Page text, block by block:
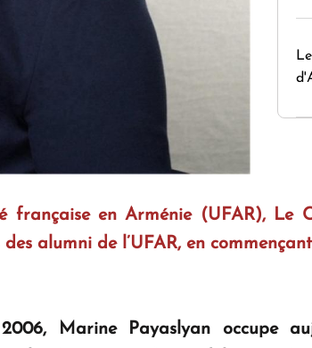
française en Arménie (UFAR), Le
alumni de l’UFAR, en
Marine Payaslyan occupe